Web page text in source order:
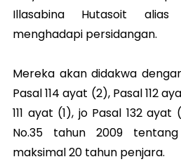
Illasabina Hutasoit
menghadapi persidangan.
Mereka akan didakwa
Pasal 114 ayat (2), Pasal 112
111 ayat (1), jo Pasal 132
No.35 tahun 2009
maksimal 20 tahun penjara.